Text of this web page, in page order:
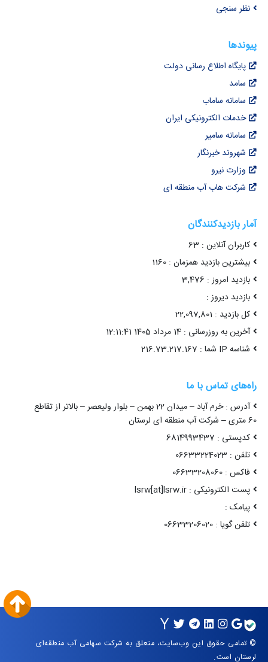
نظر سنجی
پیوندها
پایگاه اطلاع رسانی دولت
سامد
سامانه ساماب
خدمات الکترونیکی ایران
سامانه سامیر
شهروند خبرنگار
وزارت نیرو
شرکت هاب آب منطقه ای
آمار بازدیدکنندگان
کاربران آنلاین : 63
بیشترین بازدید همزمان : 1160
بازدید امروز : 3,476
بازدید دیروز :
کل بازدید : 22,097,801
آخرین به روزرسانی : 14 مرداد 1405 12:11:41
شناسه IP شما : 216.73.217.167
راه‌های تماس با ما
آدرس : خرم آباد – میدان 22 بهمن – بلوار ولیعصر – بالاتر از تقاطع
60 متری – شرکت آب منطقه ای لرستان
کدپستی : 6814993437
تلفن : 06633224023
فاکس : 06633208060
پست الکترونیکی : lsrw[at]lsrw.ir
پیامک :
تلفن گویا : 06633206020
© تمامی حقوق این وب‌سایت، متعلق به شرکت سهامی آب منطقه‌ای
لرستان است.